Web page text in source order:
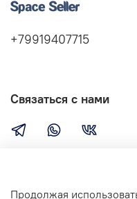
Компания
+79919407715
Связаться с нами
Продолжая